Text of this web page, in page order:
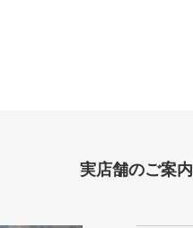
実店舗のご案内